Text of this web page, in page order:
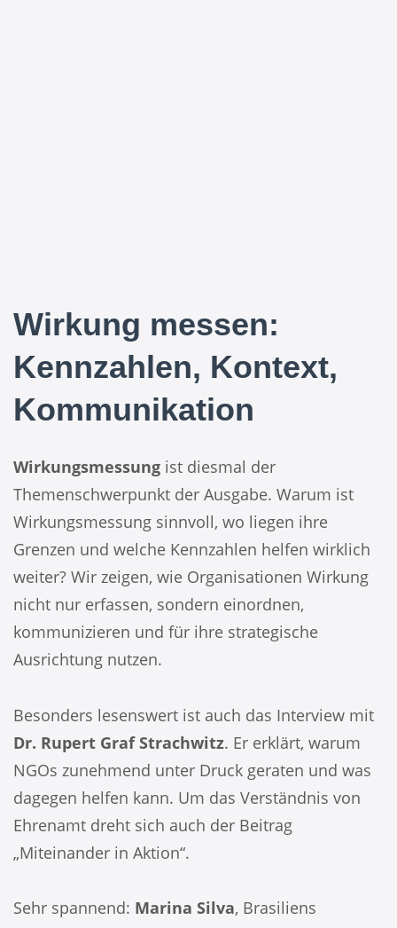
Wirkung messen:
Kennzahlen, Kontext,
Kommunikation
Wirkungsmessung ist diesmal der
Themenschwerpunkt der Ausgabe. Warum ist
Wirkungsmessung sinnvoll, wo liegen ihre
Grenzen und welche Kennzahlen helfen wirklich
weiter? Wir zeigen, wie Organisationen Wirkung
nicht nur erfassen, sondern einordnen,
kommunizieren und für ihre strategische
Ausrichtung nutzen.
Besonders lesenswert ist auch das Interview mit
Dr. Rupert Graf Strachwitz. Er erklärt, warum
NGOs zunehmend unter Druck geraten und was
dagegen helfen kann. Um das Verständnis von
Ehrenamt dreht sich auch der Beitrag
„Miteinander in Aktion“.
Sehr spannend: Marina Silva, Brasiliens